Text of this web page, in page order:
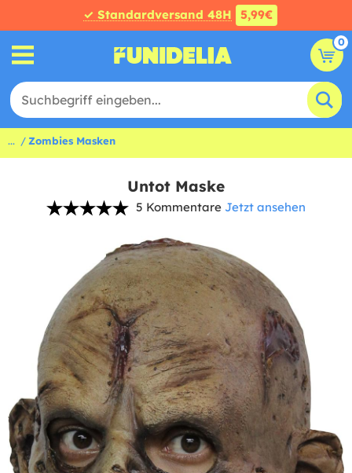
✓ Standardversand 48H 5,99€
0
... Zombies Masken
Untot Maske
5 Kommentare Jetzt ansehen